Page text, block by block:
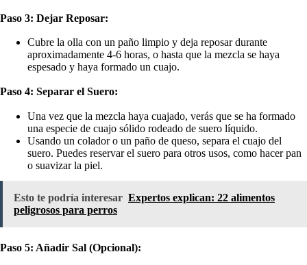
Paso 3: Dejar Reposar:
Cubre la olla con un paño limpio y deja reposar durante
aproximadamente 4-6 horas, o hasta que la mezcla se haya
espesado y haya formado un cuajo.
Paso 4: Separar el Suero:
Una vez que la mezcla haya cuajado, verás que se ha formado
una especie de cuajo sólido rodeado de suero líquido.
Usando un colador o un paño de queso, separa el cuajo del
suero. Puedes reservar el suero para otros usos, como hacer pan
o suavizar la piel.
Esto te podría interesar Expertos explican: 22 alimentos
peligrosos para perros
Paso 5: Añadir Sal (Opcional):